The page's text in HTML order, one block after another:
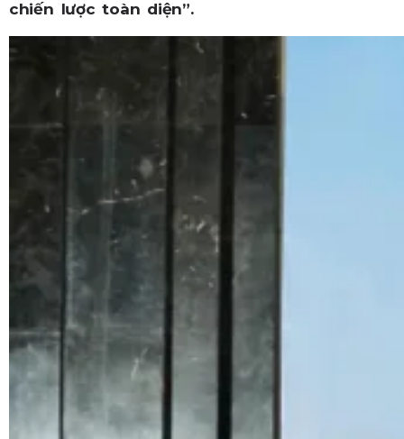
chiến lược toàn diện”.